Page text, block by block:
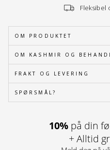
Fleksibel
OM PRODUKTET
OM KASHMIR OG
FRAKT OG LEVERING
SPØRSMÅL?
10% på din
+ Alltid